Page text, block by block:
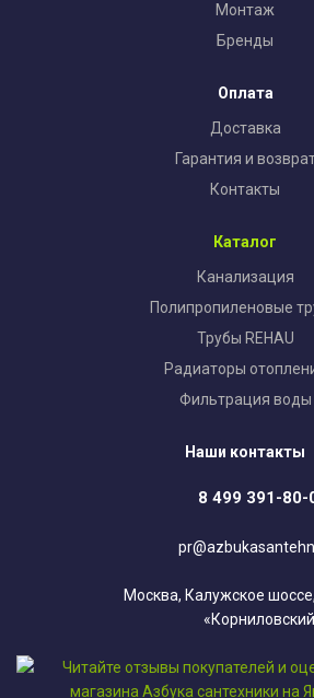
Монтаж
Бренды
Оплата
Доставка
Гарантия и
Контакты
Каталог
Канализация
Полипропиленовые
Трубы REHAU
Радиаторы
Фильтрация воды
Наши контакты
8 499 391-80-
Москва, Калужское